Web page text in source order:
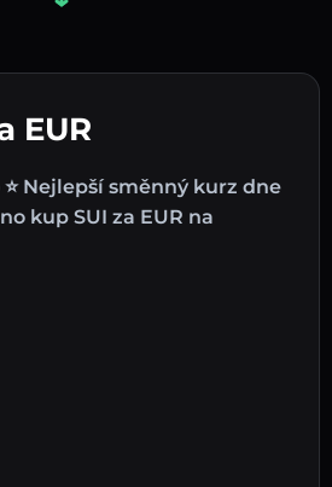
EUR
⭐ Nejlepší směnný kurz dne
kup SUI za EUR na